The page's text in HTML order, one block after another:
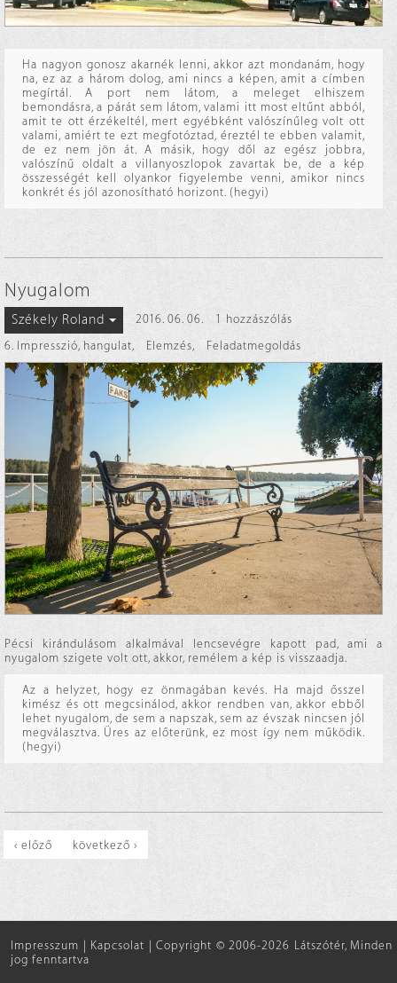
Ha nagyon gonosz akarnék lenni, akkor azt mondanám, hogy
na, ez az a három dolog, ami nincs a képen, amit a címben
megírtál. A port nem látom, a meleget elhiszem
bemondásra, a párát sem látom, valami itt most eltűnt abból,
amit te ott érzékeltél, mert egyébként valószínűleg volt ott
valami, amiért te ezt megfotóztad, éreztél te ebben valamit,
de ez nem jön át. A másik, hogy dől az egész jobbra,
valószínű oldalt a villanyoszlopok zavartak be, de a kép
összességét kell olyankor figyelembe venni, amikor nincs
konkrét és jól azonosítható horizont. (hegyi)
Nyugalom
Székely Roland 2016. 06. 06.
1 hozzászólás
6. Impresszió, hangulat, Elemzés, Feladatmegoldás
Pécsi kirándulásom alkalmával lencsevégre kapott pad, ami a
nyugalom szigete volt ott, akkor, remélem a kép is visszaadja.
Az a helyzet, hogy ez önmagában kevés. Ha majd ősszel
kimész és ott megcsinálod, akkor rendben van, akkor ebből
lehet nyugalom, de sem a napszak, sem az évszak nincsen jól
megválasztva. Üres az előterünk, ez most így nem működik.
(hegyi)
‹ előző következő ›
Impresszum Kapcsolat
Copyright © 2006-2026 Látszótér, Minden
jog fenntartva